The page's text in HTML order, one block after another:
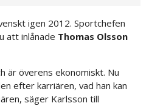
igen 2012. Sportchefen
att inlånade Thomas Olsson
är överens ekonomiskt. Nu
efter karriären, vad han kan
säger Karlsson till